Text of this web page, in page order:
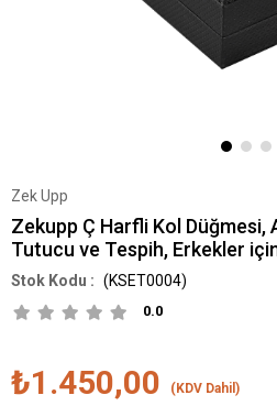
Zek Upp
Zekupp Ç Harfli Kol Düğmesi,
Tutucu ve Tespih, Erkekler
(KSET0004)
0.0
₺1.450,00 (KDV Dahil)